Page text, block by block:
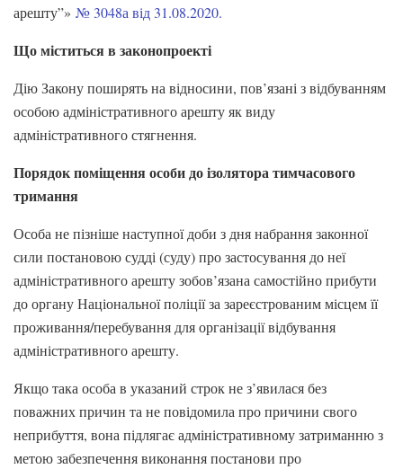
арешту”» № 3048а від 31.08.2020.
Що міститься в законопроекті
Дію Закону поширять на відносини, пов’язані з відбуванням
особою адміністративного арешту як виду
адміністративного стягнення.
Порядок поміщення особи до ізолятора тимчасового
тримання
Особа не пізніше наступної доби з дня набрання законної
сили постановою судді (суду) про застосування до неї
адміністративного арешту зобов’язана самостійно прибути
до органу Національної поліції за зареєстрованим місцем її
проживання/перебування для організації відбування
адміністративного арешту.
Якщо така особа в указаний строк не з’явилася без
поважних причин та не повідомила про причини свого
неприбуття, вона підлягає адміністративному затриманню з
метою забезпечення виконання постанови про